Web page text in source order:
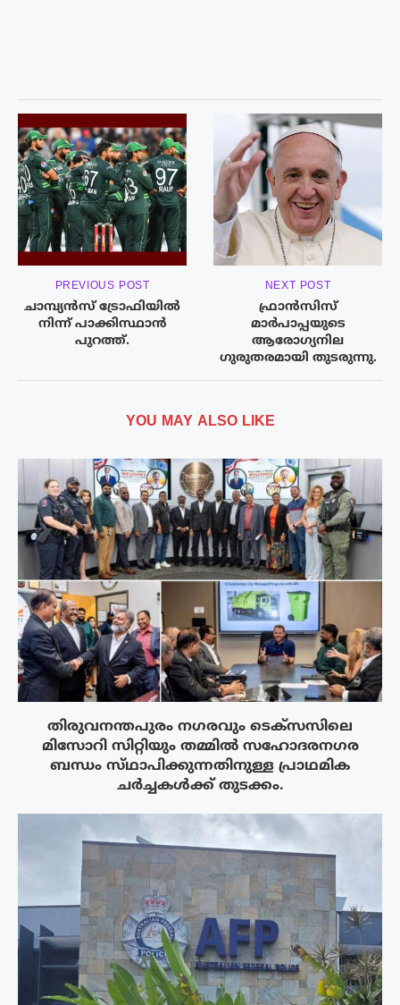
PREVIOUS POST
ചാമ്പ്യന്‍സ് ട്രോഫിയില്‍
നിന്ന് പാക്കിസ്ഥാൻ
പുറത്ത്.
NEXT POST
ഫ്രാൻസിസ്
മാർപാപ്പയുടെ
ആരോഗ്യനില
ഗുരുതരമായി തുടരുന്നു.
YOU MAY ALSO LIKE
തിരുവനന്തപുരം നഗരവും ടെക്‌സസിലെ
മിസോറി സിറ്റിയും തമ്മിൽ സഹോദരനഗര
ബന്ധം സ്‌ഥാപിക്കുന്നതിനുള്ള പ്രാഥമിക
ചർച്ചകൾക്ക് തുടക്കം.